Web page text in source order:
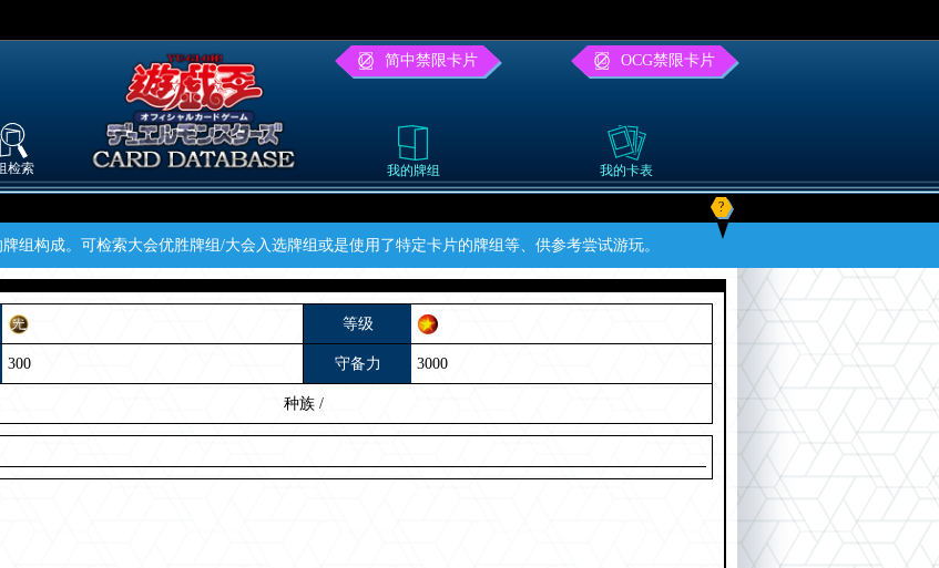
简中禁限卡片 OCG禁限卡片
检索 我的牌组 我的卡表
?
组构成。可检索大会优胜牌组/大会入选牌组或是使用了特定卡片的牌组等、供参考尝试游玩。
等级
300 守备力 3000
种族 /